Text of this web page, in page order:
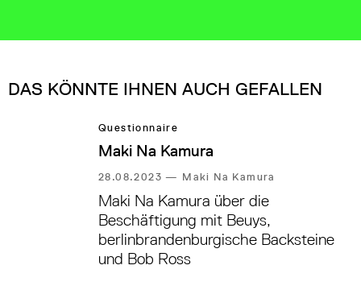
DAS KÖNNTE IHNEN AUCH GEFALLEN
Questionnaire
Maki Na Kamura
28.08.2023— Maki Na Kamura
Maki Na Kamura über die
Beschäftigung mit Beuys,
berlinbrandenburgische Backsteine
und Bob Ross